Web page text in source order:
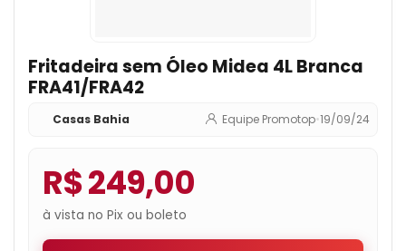
Fritadeira sem Óleo Midea 4L Branca
FRA41/FRA42
Casas Bahia Equipe Promotop•19/09/24
R$ 249,00
à vista no Pix ou boleto